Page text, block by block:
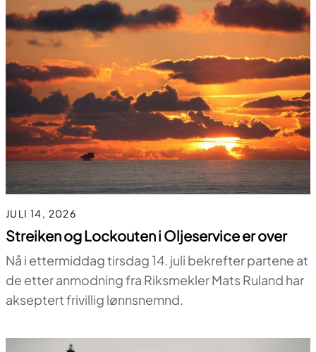
JULI 14, 2026
Streiken og Lockouten i Oljeservice er over
Nå i ettermiddag tirsdag 14. juli bekrefter partene at
de etter anmodning fra Riksmekler Mats Ruland har
akseptert frivillig lønnsnemnd.